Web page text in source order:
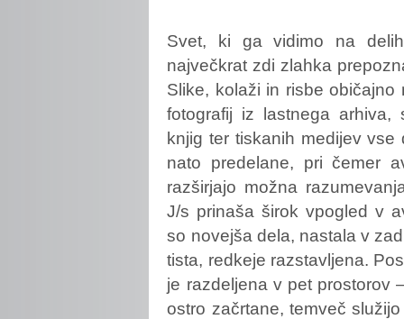
Svet, ki ga vidimo na
največkrat zdi zlahka
Slike, kolaži in risbe
fotografij iz lastnega arhiva,
knjig ter tiskanih medijev
nato predelane, pri čemer
razširjajo možna
J/s prinaša širok vpogled v
so novejša dela, nastala v
tista, redkeje razstavljena.
je razdeljena v pet prostorov
ostro začrtane, temveč